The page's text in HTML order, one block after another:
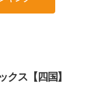
クス【四国】